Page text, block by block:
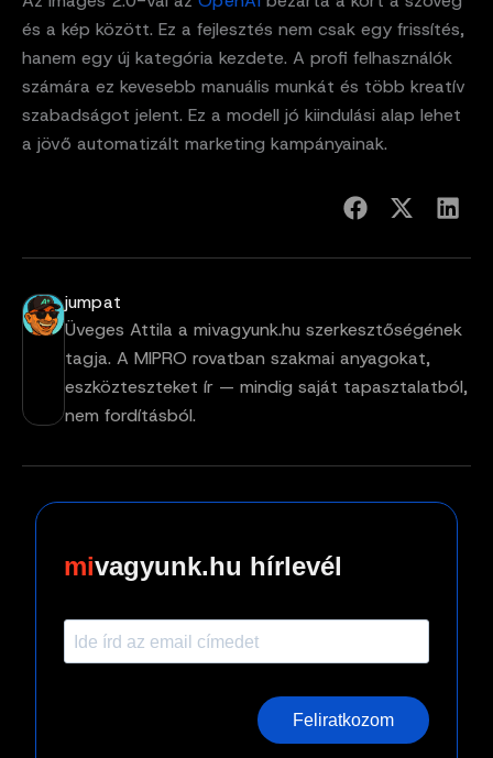
és a kép között. Ez a fejlesztés nem csak egy frissítés,
hanem egy új kategória kezdete. A profi felhasználók
számára ez kevesebb manuális munkát és több kreatív
szabadságot jelent. Ez a modell jó kiindulási alap lehet
a jövő automatizált marketing kampányainak.
jumpat
Üveges Attila a mivagyunk.hu szerkesztőségének
tagja. A MIPRO rovatban szakmai anyagokat,
eszközteszteket ír — mindig saját tapasztalatból,
nem fordításból.
vagyunk.hu hírlevél
Feliratkozom